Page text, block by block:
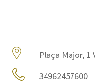
Plaça Major, 1
34962457600